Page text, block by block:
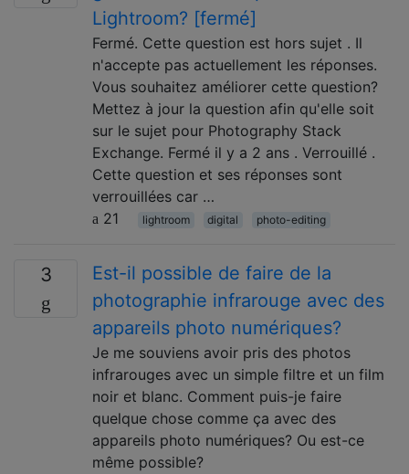
Lightroom? [fermé]
Fermé. Cette question est hors sujet . Il
n'accepte pas actuellement les réponses.
Vous souhaitez améliorer cette question?
Mettez à jour la question afin qu'elle soit
sur le sujet pour Photography Stack
Exchange. Fermé il y a 2 ans . Verrouillé .
Cette question et ses réponses sont
verrouillées car …
21
lightroom digital photo-editing
3
Est-il possible de faire de la
photographie infrarouge avec des
appareils photo numériques?
Je me souviens avoir pris des photos
infrarouges avec un simple filtre et un film
noir et blanc. Comment puis-je faire
quelque chose comme ça avec des
appareils photo numériques? Ou est-ce
même possible?